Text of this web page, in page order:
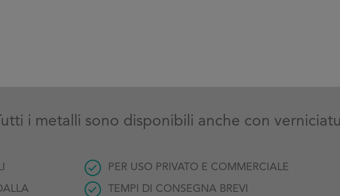
Tutti i metalli sono disponibili anche con
PER USO PRIVATO E COMMERCIALE
TEMPI DI CONSEGNA BREVI